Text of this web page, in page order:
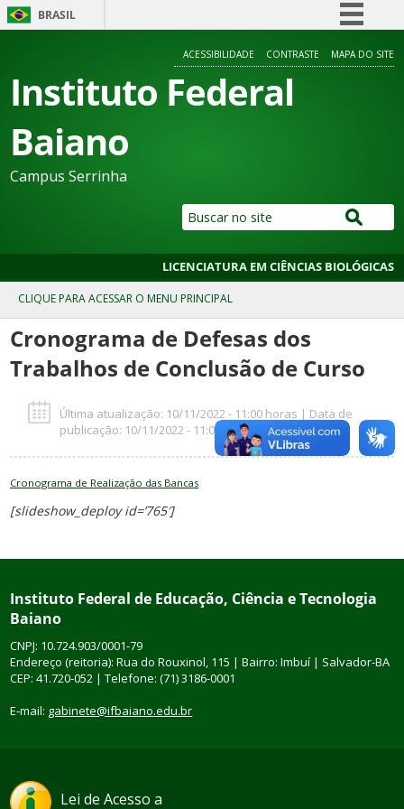
BRASIL
Participe
ACESSIBILIDADE CONTRASTE MAPA DO SITE
Instituto Federal
Baiano
Campus Serrinha
LICENCIATURA EM CIÊNCIAS BIOLÓGICAS
Cronograma de Defesas dos
Trabalhos de Conclusão de Curso
Última atualização: 10/11/2022 - 11:00 horas | Data de
publicação: 10/11/2022 - 11:00 horas
Cronograma de Realização das Bancas
[slideshow_deploy id=’765′]
Instituto Federal de Educação, Ciência e Tecnologia
Baiano
CNPJ: 10.724.903/0001-79
Endereço (reitoria): Rua do Rouxinol, 115 | Bairro: Imbuí | Salvador-BA
CEP: 41.720-052 | Telefone: (71) 3186-0001
E-mail: gabinete@ifbaiano.edu.br
Lei de Acesso a